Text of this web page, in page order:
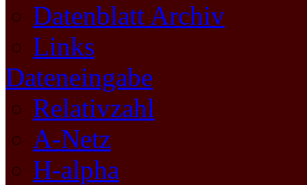
Datenblatt Archiv
Links
Dateneingabe
Relativzahl
A-Netz
H-alpha